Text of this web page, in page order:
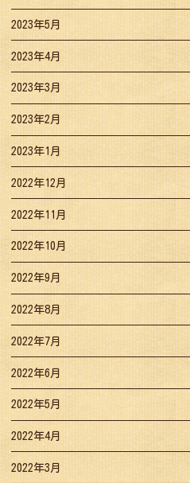
2023年5月
2023年4月
2023年3月
2023年2月
2023年1月
2022年12月
2022年11月
2022年10月
2022年9月
2022年8月
2022年7月
2022年6月
2022年5月
2022年4月
2022年3月